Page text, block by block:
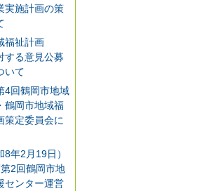
実施計画の策
福祉計画
する意見公募
いて
4回鶴岡市地域
鶴岡市地域福
策定委員会に
年2月19日）
2回鶴岡市地
センター運営